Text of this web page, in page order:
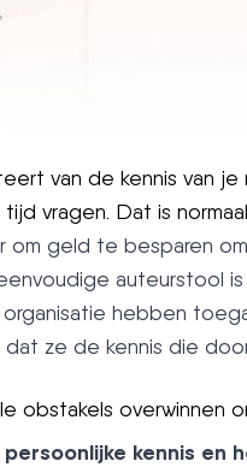
van de kennis van
tijd vragen. Dat is
geld te besparen
auteurstool
organisatie hebben
ze de kennis die door
obstakels
kennis en